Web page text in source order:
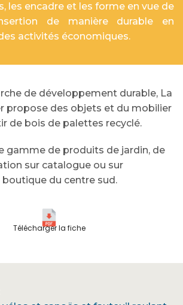
les encadre et les forme en vue de
de manière durable en
activités économiques.
de développement durable, La
propose des objets et du mobilier
de bois de palettes recyclé.
gamme de produits de jardin, de
sur catalogue ou sur
du centre sud.
Télécharger la fiche